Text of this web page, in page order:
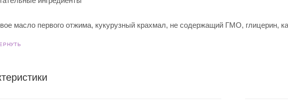
масло первого отжима, кукурузный крахмал, не содержащий ГМО, глицерин,